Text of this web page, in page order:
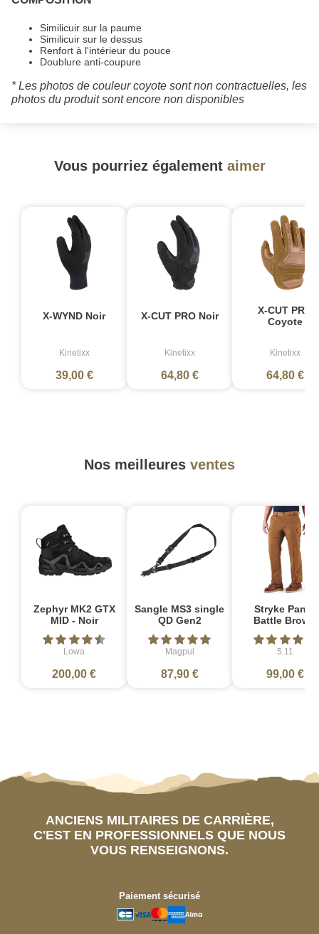
Similicuir sur la paume
Similicuir sur le dessus
Renfort à l'intérieur du pouce
Doublure anti-coupure
* Les photos de couleur coyote sont non contractuelles, les
photos du produit sont encore non disponibles
Vous pourriez également aimer
X-WYND Noir
Kinetixx
39,00 €
X-CUT PRO Noir
Kinetixx
64,80 €
X-CUT PRO
Coyote
Kinetixx
64,80 €
Nos meilleures ventes
Zephyr MK2 GTX
MID - Noir
Lowa
200,00 €
Sangle MS3 single
QD Gen2
Magpul
87,90 €
Stryke Pant -
Battle Brown
5.11
99,00 €
ANCIENS MILITAIRES DE CARRIÈRE,
C'EST EN PROFESSIONNELS QUE NOUS
VOUS RENSEIGNONS.
Paiement sécurisé